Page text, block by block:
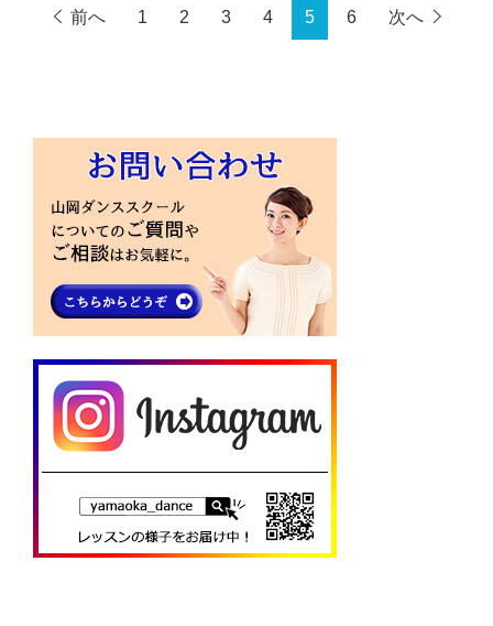
前へ 1 2 3 4 5 6 次へ